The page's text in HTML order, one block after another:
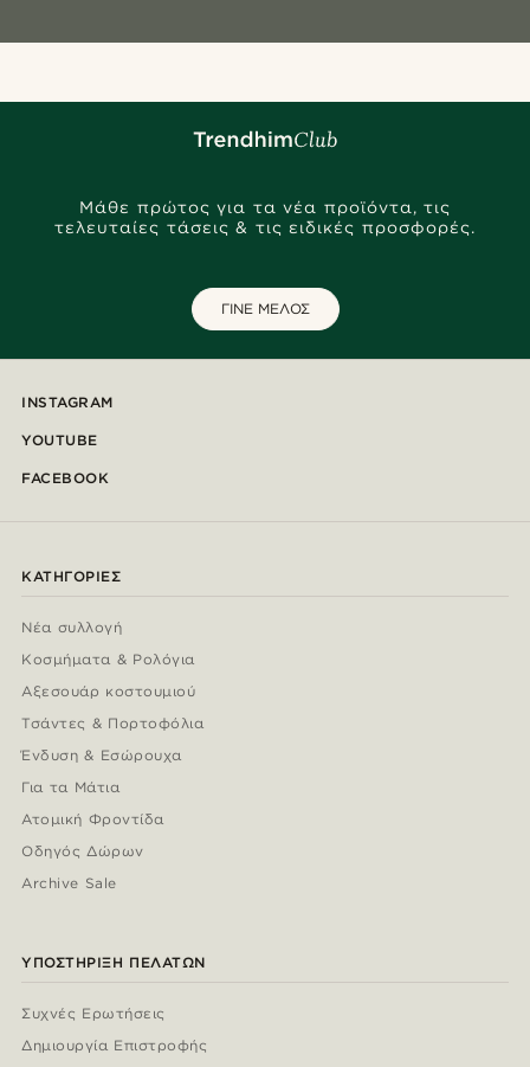
Μάθε πρώτος για τα νέα προϊόντα, τις
τελευταίες τάσεις & τις ειδικές προσφορές.
ΓΙΝΕ ΜΕΛΟΣ
INSTAGRAM
YOUTUBE
FACEBOOK
ΚΑΤΗΓΟΡΊΕΣ
Νέα συλλογή
Κοσμήματα & Ρολόγια
Αξεσουάρ κοστουμιού
Τσάντες & Πορτοφόλια
Ένδυση & Εσώρουχα
Για τα Μάτια
Ατομική Φροντίδα
Οδηγός Δώρων
Archive Sale
ΥΠΟΣΤΉΡΙΞΗ ΠΕΛΑΤΏΝ
Συχνές Ερωτήσεις
Δημιουργία Επιστροφής